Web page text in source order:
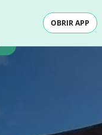
OBRIR APP